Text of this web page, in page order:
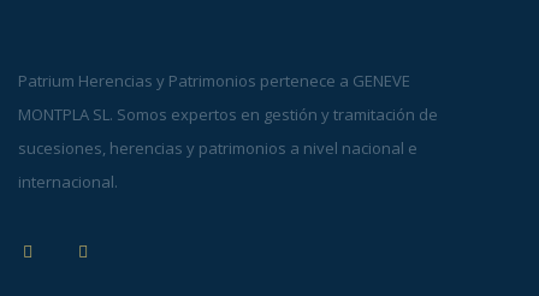
Patrium Herencias y Patrimonios pertenece a GENEVE
MONTPLA SL. Somos expertos en gestión y tramitación de
sucesiones, herencias y patrimonios a nivel nacional e
internacional.